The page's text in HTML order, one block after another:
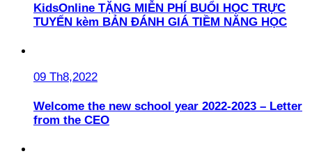
KidsOnline TẶNG MIỄN PHÍ BUỔI HỌC TRỰC
TUYẾN kèm BẢN ĐÁNH GIÁ TIỀM NĂNG HỌC
09 Th8,2022
Welcome the new school year 2022-2023 – Letter
from the CEO